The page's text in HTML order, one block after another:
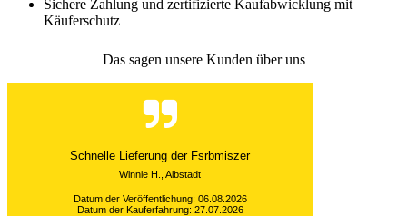
Sichere Zahlung und zertifizierte Kaufabwicklung mit
Käuferschutz
Das sagen unsere Kunden über uns
Schnelle Lieferung der Fsrbmiszer
Winnie H., Albstadt
Datum der Veröffentlichung: 06.08.2026
Datum der Kauferfahrung: 27.07.2026